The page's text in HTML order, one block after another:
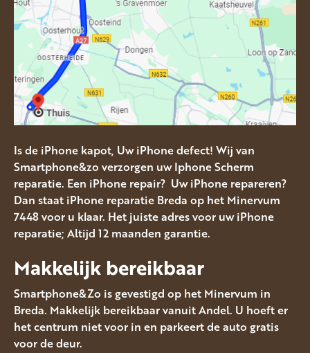
Is de iPhone kapot, Uw iPhone defect! Wij van
Smartphone&zo verzorgen uw Iphone Scherm
reparatie. Een iPhone repair? Uw iPhone repareren?
Dan staat iPhone reparatie Breda op het Minervum
7448 voor u klaar. Het juiste adres voor uw iPhone
reparatie; Altijd 12 maanden garantie.
Makkelijk bereikbaar
Smartphone&Zo is gevestigd op het Minervum in
Breda. Makkelijk bereikbaar vanuit Andel. U hoeft er
het centrum niet voor in en parkeert de auto gratis
voor de deur.